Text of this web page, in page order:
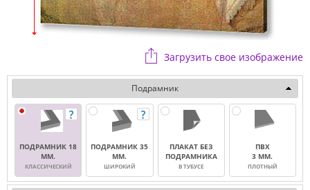
Загрузить свое изображение
Подрамник
ПОДРАМНИК 18
ММ.
КЛАССИЧЕСКИЙ
ПОДРАМНИК 35
ММ.
ШИРОКИЙ
ПЛАКАТ БЕЗ
ПОДРАМНИКА
В ТУБУСЕ
ПВХ
3 ММ.
ПЛОТНЫЙ